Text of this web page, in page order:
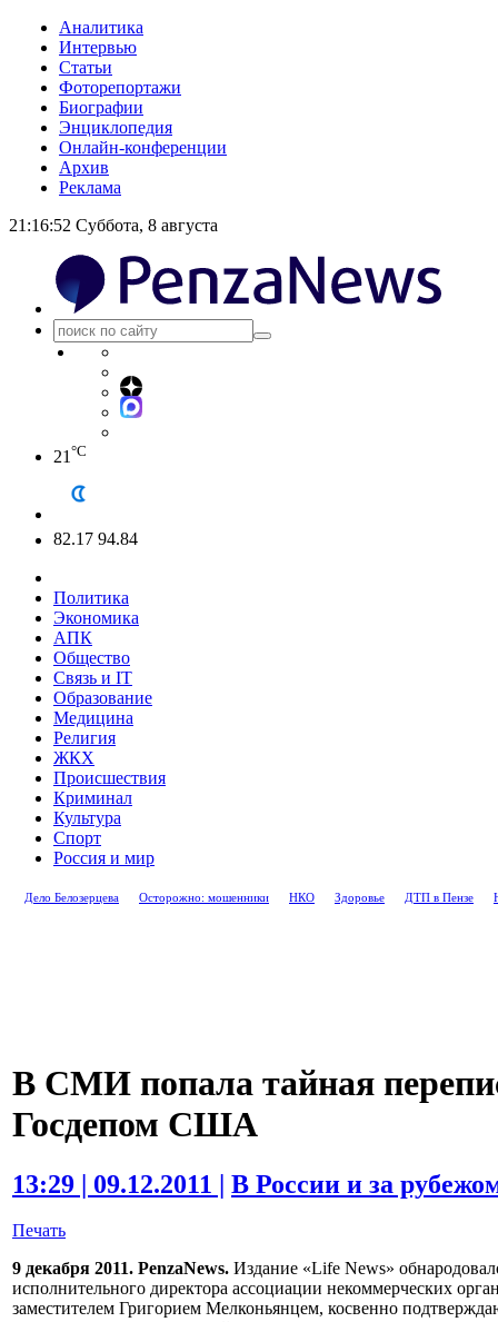
Аналитика
Интервью
Статьи
Фоторепортажи
Биографии
Энциклопедия
Онлайн-конференции
Архив
Реклама
21:16:52 Суббота, 8 августа
21 °C
82.17 94.84
Политика
Экономика
АПК
Общество
Связь и IT
Образование
Медицина
Религия
ЖКХ
Происшествия
Криминал
Культура
Спорт
Россия и мир
Дело Белозерцева Осторожно: мошенники НКО Здоровье ДТП в Пензе
В СМИ попала тайная
Госдепом США
13:29 | 09.12.2011 | В России и за
Печать
9 декабря 2011. PenzaNews. Издание «Life News»
исполнительного директора ассоциации некоммерческих
заместителем Григорием Мелконьянцем, косвенно